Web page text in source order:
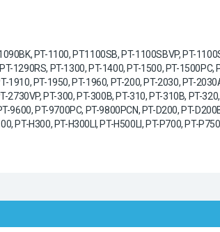
PT-1100, PT1100SB, PT-1100SBVP, PT-
1290RS, PT-1300, PT-1400, PT-1500, PT-
PT-1950, PT-1960, PT-200, PT-2030, PT-
PT-300, PT-300B, PT-310, PT-310B, PT-
PT-9700PC, PT-9800PCN, PT-D200, PT-
PT-H300, PT-H300LI, PT-H500LI, PT-P700, PT-